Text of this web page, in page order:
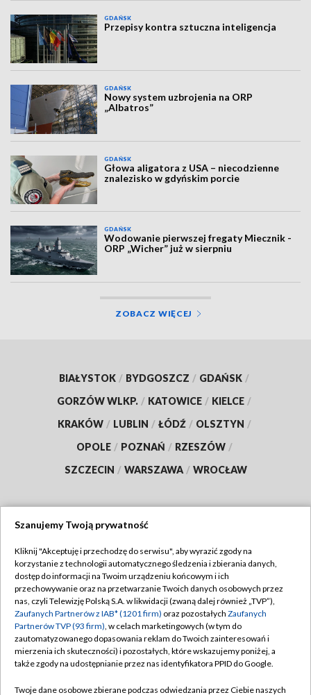
GDAŃSK
Przepisy kontra sztuczna inteligencja
GDAŃSK
Nowy system uzbrojenia na ORP
„Albatros”
GDAŃSK
Głowa aligatora z USA – niecodzienne
znalezisko w gdyńskim porcie
GDAŃSK
Wodowanie pierwszej fregaty Miecznik -
ORP „Wicher” już w sierpniu
ZOBACZ WIĘCEJ
BIAŁYSTOK / BYDGOSZCZ / GDAŃSK /
GORZÓW WLKP. / KATOWICE / KIELCE /
KRAKÓW / LUBLIN / ŁÓDŹ / OLSZTYN /
OPOLE / POZNAŃ / RZESZÓW /
SZCZECIN / WARSZAWA / WROCŁAW
TVP
Abonament TVP
Emisja w TVP
Centrum informacji TVP
Naziemna Telewizja Cyfrowa
Regulamin TVP
Polityka prywatności
Moje zgody
Pomoc
Szanujemy Twoją prywatność
Kliknij "Akceptuję i przechodzę do serwisu", aby wyrazić zgody na
korzystanie z technologii automatycznego śledzenia i zbierania danych,
dostęp do informacji na Twoim urządzeniu końcowym i ich
przechowywanie oraz na przetwarzanie Twoich danych osobowych przez
nas, czyli Telewizję Polską S.A. w likwidacji (zwaną dalej również „TVP”),
Zaufanych Partnerów z IAB* (1201 firm) oraz pozostałych Zaufanych
Partnerów TVP (93 firm), w celach marketingowych (w tym do
zautomatyzowanego dopasowania reklam do Twoich zainteresowań i
mierzenia ich skuteczności) i pozostałych, które wskazujemy poniżej, a
także zgody na udostępnianie przez nas identyfikatora PPID do Google.
Twoje dane osobowe zbierane podczas odwiedzania przez Ciebie naszych